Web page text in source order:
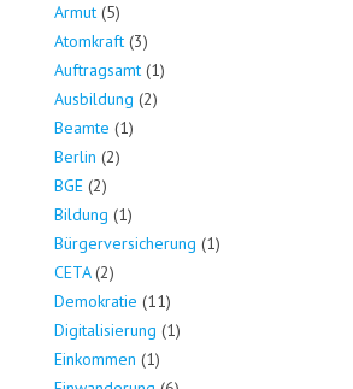
Armut (5)
Atomkraft (3)
Auftragsamt (1)
Ausbildung (2)
Beamte (1)
Berlin (2)
BGE (2)
Bildung (1)
Bürgerversicherung (1)
CETA(2)
Demokratie (11)
Digitalisierung (1)
Einkommen (1)